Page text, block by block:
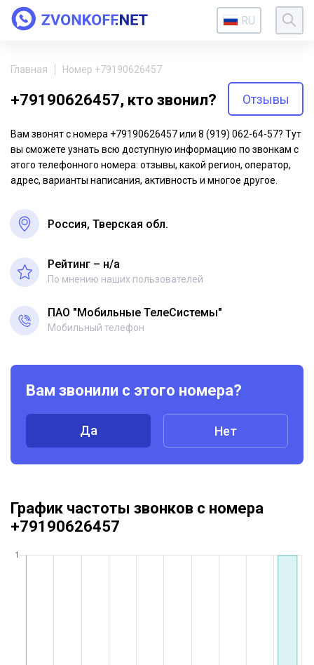
RU
Главная Номер +79190626457
+79190626457, кто звонил? Отзывы
Вам звонят с номера +79190626457 или 8 (919) 062-64-57? Тут
вы сможете узнать всю доступную информацию по звонкам с
этого телефонного номера: отзывы, какой регион, оператор,
адрес, варианты написания, активность и многое другое.
Россия, Тверская обл.
Рейтинг – н/a
По мнению наших пользователей
ПАО "Мобильные ТелеСистемы"
Мобильный телефон
Вам звонили с этого номера?
Да Нет
График частоты звонков с номера
+79190626457